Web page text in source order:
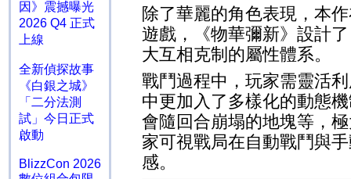
因》震撼曝光
2026 Q4 正式
上線
全新偵探故事
《白銀之城》
「二分法測
試」今日正式
啟動
BlizzCon 2026
除了華麗的角色表現，本
遊戲，《物華彌新》設計
大互相克制的屬性體系。
戰鬥過程中，玩家需靈活
中更加入了多樣化的動態
會隨回合崩塌的地塊等，
家可視戰局在自動戰鬥與
感。